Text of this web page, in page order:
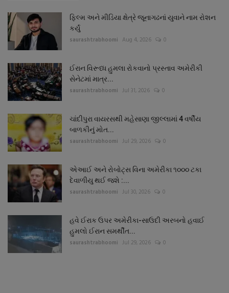
ફિલ્મ અને મીડિયા ક્ષેત્રે જૂનાગઢનાં યુવાને નામ રોશન
કર્યું
saurashtrabhoomi Aug 4, 2026 0
ઈરાન વિરૂધ્ધ હુમલા રોકવાનો પ્રસ્તાવ અમેરીકી
સેનેટમાં માત્ર...
saurashtrabhoomi Jul 31, 2026 0
ચાંદીપુરા વાયરસથી મહેસાણા જીલ્લામાં 4 વર્ષીય
બાળકીનું મોત...
saurashtrabhoomi Jul 29, 2026 0
એઆઈ અને રોબોટ્સ વિના અમેરીકા ૧૦૦૦ ટકા
દેવાળીયુ થઈ જશે :...
saurashtrabhoomi Jul 30, 2026 0
હવે ઈરાક ઉપર અમેરીકા-સાઉદી અરબનો હવાઈ
હુમલો ઈરાન સમર્થીત...
saurashtrabhoomi Jul 29, 2026 0